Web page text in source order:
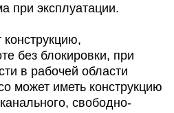
при эксплуатации.
без блокировки, при
в рабочей области
может иметь конструкцию
свободно-